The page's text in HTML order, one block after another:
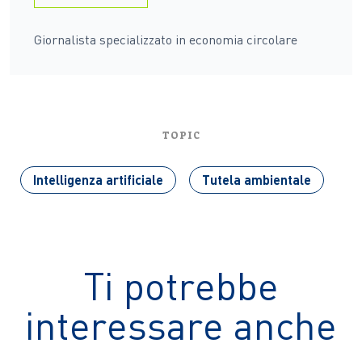
Giornalista specializzato in economia circolare
TOPIC
Intelligenza artificiale Tutela ambientale
Ti potrebbe
interessare anche